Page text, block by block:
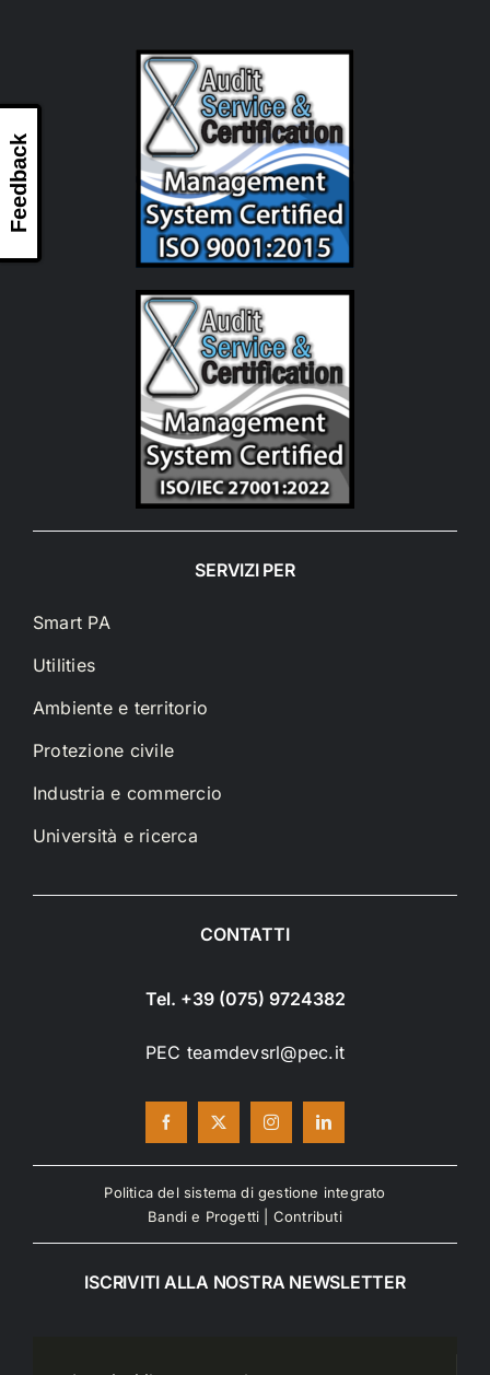
SERVIZI PER
Smart PA
Utilities
Ambiente e territorio
Protezione civile
Industria e commercio
Università e ricerca
CONTATTI
Tel. +39 (075) 9724382
PEC teamdevsrl@pec.it
Politica del sistema di gestione integrato
Bandi e Progetti
Contributi
ISCRIVITI ALLA NOSTRA NEWSLETTER
Feedback